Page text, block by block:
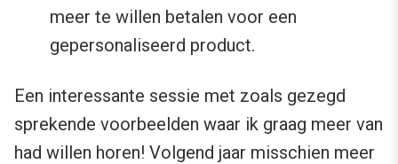
meer te willen betalen voor een
gepersonaliseerd product.
Een interessante sessie met zoals gezegd
sprekende voorbeelden waar ik graag meer van
had willen horen! Volgend jaar misschien meer